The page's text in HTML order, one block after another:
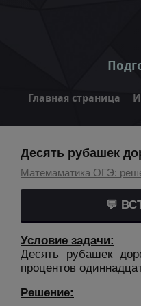
Главная страница
Десять рубашек
Матемаматика ОГЭ:
💬
Условие задачи:
Десять рубашек
процентов
Решение: